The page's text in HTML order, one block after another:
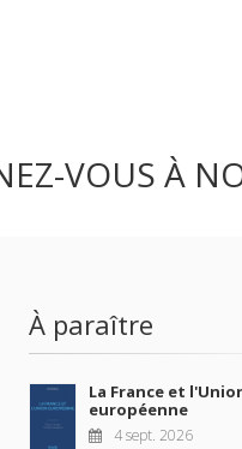
VOUS À
À paraître
La France et
européenne
4 sept. 2026